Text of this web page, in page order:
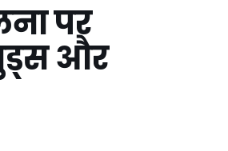
पर
और